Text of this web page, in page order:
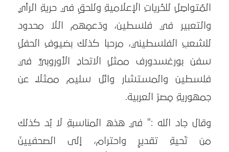
المُتواصِلِ للحُرياتِ الإعلاميةِ وللحقِ في حريةِ الرأيِ
والتعبير في فلسطين، ودَعمِهم اللا محدود
للشعبِ الفلسطيني، مرحبا كذلك بضيوفِ الحفلِ
سفن بورغسدورف ممثلِ الاتحادِ الأوروبيِّ في
فلسطين والمستشار وائل سليم ممثلًا عن
جمهوريةِ مِصرَ العربية.
وقال جاد الله :" في هذه المناسبةِ لا بُد كذلك
من تَحيةِ تقديرٍ واحترام، إلى الصحفيينَ